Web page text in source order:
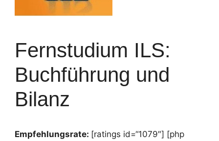
Fernstudium ILS:
Buchführung und
Bilanz
Empfehlungsrate: [ratings id=“1079″] [php